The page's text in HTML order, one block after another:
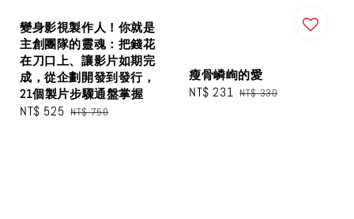
變身影視製作人！你就是
主創團隊的靈魂：把錢花
在刀口上、讓影片如期完
成，從企劃開發到發行，
21個製片步驟通盤掌握
Sale
NT$ 525 Regular
NT$ 750
瘦骨嶙峋的愛
Sale
NT$ 231 Regular
NT$ 330